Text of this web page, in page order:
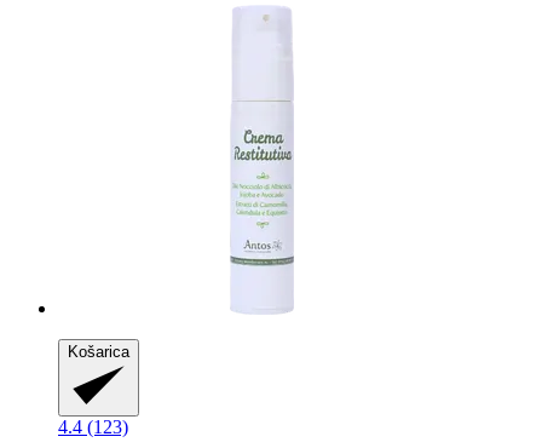
Košarica
4.4 (123)